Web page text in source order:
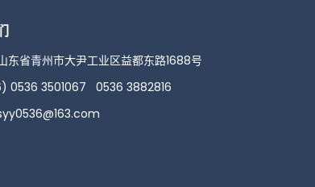
东省青州市大尹工业区益都东路1688号
0536 3501067
0536 3882816